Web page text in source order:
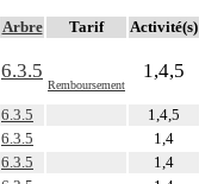
Arbre Tarif Activité(s)
6.3.5
Remboursement
1,4,5
6.3.5 1,4,5
6.3.5 1,4
6.3.5 1,4